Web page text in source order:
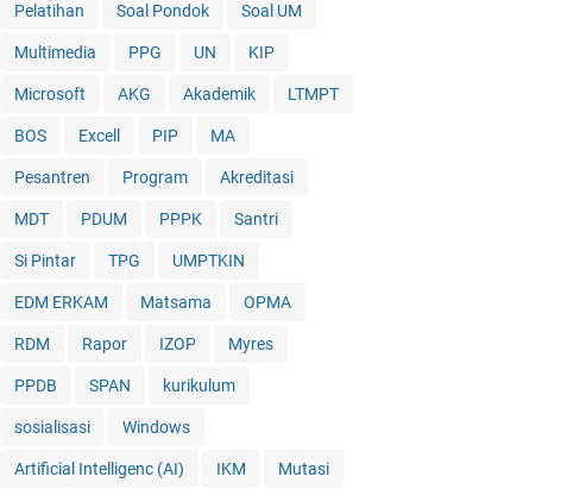
Pelatihan Soal Pondok Soal UM
Multimedia PPG UN KIP
Microsoft AKG Akademik LTMPT
BOS Excell PIP MA
Pesantren Program Akreditasi
MDT PDUM PPPK Santri
Si Pintar TPG UMPTKIN
EDM ERKAM Matsama OPMA
RDM Rapor IZOP Myres
PPDB SPAN kurikulum
sosialisasi Windows
Artificial Intelligenc (AI) IKM Mutasi